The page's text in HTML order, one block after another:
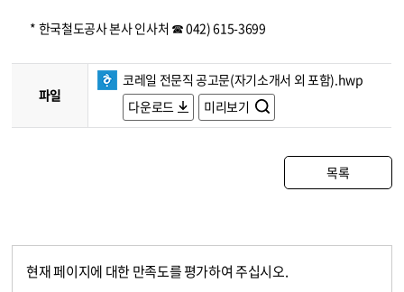
* 한국철도공사 본사 인사처 ☎ 042) 615-3699
파일
코레일 전문직 공고문(자기소개서 외 포함).hwp
다운로드
미리보기
목록
현재 페이지에 대한 만족도를 평가하여 주십시오.